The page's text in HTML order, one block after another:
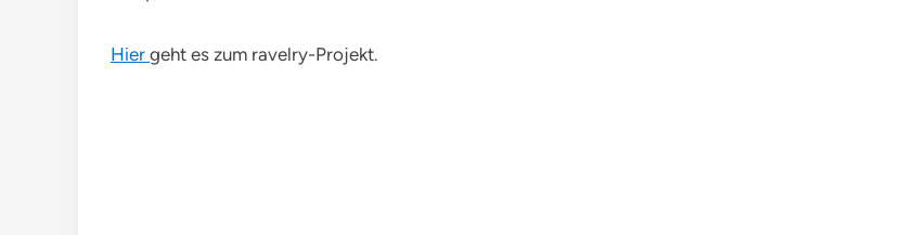
Hier geht es zum ravelry-Projekt.